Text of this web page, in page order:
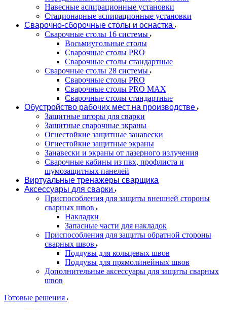
Навесные аспирационные установки
Стационарные аспирационные установки
Сварочно-сборочные столы и оснастка
Сварочные столы 16 системы
Восьмиугольные столы
Сварочные столы PRO
Сварочные столы стандартные
Сварочные столы 28 системы
Сварочные столы PRO
Сварочные столы PRO MAX
Сварочные столы стандартные
Обустройство рабочих мест на производстве
Защитные шторы для сварки
Защитные сварочные экраны
Огнестойкие защитные занавески
Огнестойкие защитные экраны
Занавески и экраны от лазерного излучения
Сварочные кабины из пвх, профлиста и
шумозащитных панелей
Виртуальные тренажеры сварщика
Аксессуары для сварки
Приспособления для защиты внешней стороны
сварных швов
Накладки
Запасные части для накладок
Приспособления для защиты обратной стороны
сварных швов
Поддувы для кольцевых швов
Поддувы для прямолинейных швов
Дополнительные аксессуары для защиты сварных
швов
Готовые решения